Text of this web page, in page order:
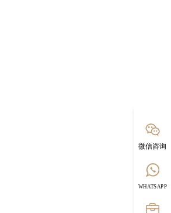
微信咨询
WHATSAPP